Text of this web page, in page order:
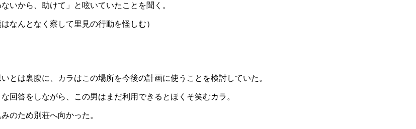
いから、助けて」と呟いていたことを聞く。
なんとなく察して里見の行動を怪しむ）
とは裏腹に、カラはこの場所を今後の計画に使うことを検討していた。
回答をしながら、この男はまだ利用できるとほくそ笑むカラ。
のため別荘へ向かった。